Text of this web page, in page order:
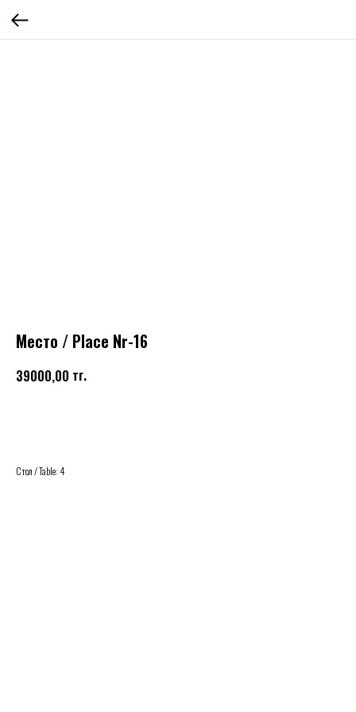
Место / Place Nr-16
39000,00 тг.
Стол / Table: 4